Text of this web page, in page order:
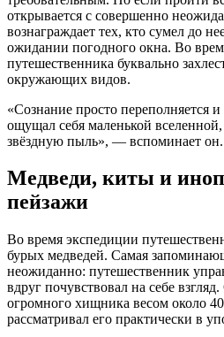
открывается с совершенно
вознаграждает тех, кто сумел до
ожидании погодного окна. Во
путешественника буквально
окружающих видов.
«Сознание просто переполняется
ощущал себя маленькой вселенной,
звёздную пыль», — вспоминает он.
Медведи, киты и
пейзажи
Во время экспедиции
бурых медведей. Самая
неожиданно: путешественник
вдруг почувствовал на себе
огромного хищника весом около
рассматривал его практически в